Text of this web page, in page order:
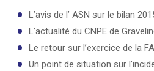
L’avis de l’ ASN sur le bilan
L’actualité du CNPE de
Le retour sur l’exercice de la
Un point de situation sur